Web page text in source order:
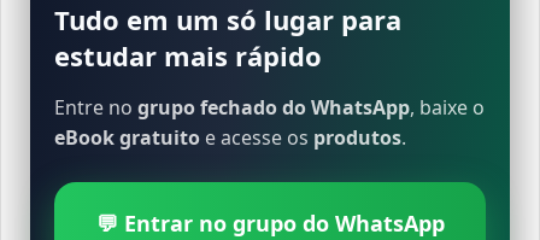
Tudo em um só lugar para
estudar mais rápido
Entre no grupo fechado do WhatsApp, baixe o
eBook gratuito e acesse os produtos.
💬 Entrar no grupo do WhatsApp